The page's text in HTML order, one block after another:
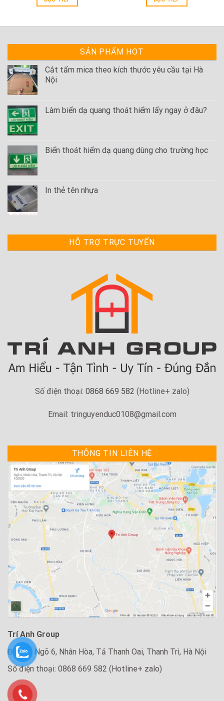
SẢN PHẨM HOT
Cắt tấm mica theo kích thước yêu cầu tại Hà
Nội
Làm biển dạ quang thoát hiểm lấy ngay ở đâu?
Biển thoát hiểm dạ quang dùng cho trường học
In thẻ tên nhựa
HỖ TRỢ TRỰC TUYẾN
Số điện thoại: 0868 669 582 (Hotline+ zalo)
Email: tringuyenduc0108@gmail.com
THÔNG TIN LIÊN HỆ
Trí Anh Group
Địa chỉ: Ngõ 6, Nhân Hòa, Tả Thanh Oai, Thanh Trì, Hà Nội
Số điện thoại: 0868 669 582 (Hotline+ zalo)